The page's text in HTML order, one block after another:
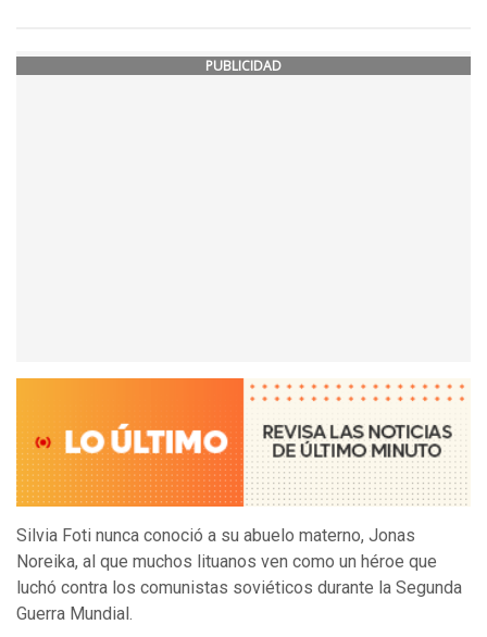
PUBLICIDAD
Silvia Foti nunca conoció a su abuelo materno, Jonas
Noreika, al que muchos lituanos ven como un héroe que
luchó contra los comunistas soviéticos durante la Segunda
Guerra Mundial.